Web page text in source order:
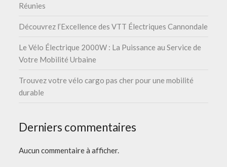
Réunies
Découvrez l’Excellence des VTT Électriques Cannondale
Le Vélo Électrique 2000W : La Puissance au Service de
Votre Mobilité Urbaine
Trouvez votre vélo cargo pas cher pour une mobilité
durable
Derniers commentaires
Aucun commentaire à afficher.